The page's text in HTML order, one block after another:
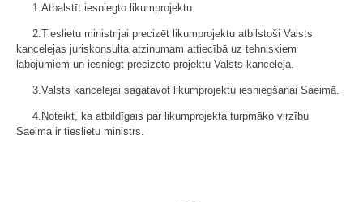
1.Atbalstīt iesniegto likumprojektu.
2.Tieslietu ministrijai precizēt likumprojektu atbilstoši Valsts
kancelejas juriskonsulta atzinumam attiecībā uz tehniskiem
labojumiem un iesniegt precizēto projektu Valsts kancelejā.
3.Valsts kancelejai sagatavot likumprojektu iesniegšanai Saeimā.
4.Noteikt, ka atbildīgais par likumprojekta turpmāko virzību
Saeimā ir tieslietu ministrs.